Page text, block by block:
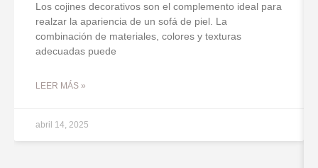
Los cojines decorativos son el complemento ideal para
realzar la apariencia de un sofá de piel. La
combinación de materiales, colores y texturas
adecuadas puede
LEER MÁS »
abril 14, 2025